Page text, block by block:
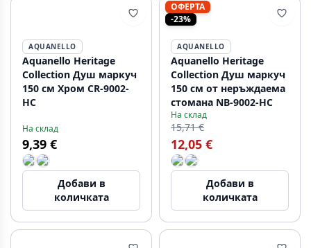
AQUANELLO
Aquanello Heritage
Collection Душ маркуч
150 см Хром CR-9002-
HC
На склад
9,39 €
Добави в
количката
ОФЕРТА
-23%
AQUANELLO
Aquanello Heritage
Collection Душ маркуч
150 см от неръждаема
стомана NB-9002-HC
На склад
15,71 €
12,05 €
Добави в
количката